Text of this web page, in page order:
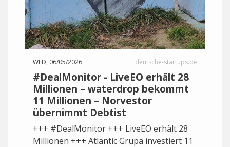
WED, 06/05/2026 deutsche-startups.de
#DealMonitor - LiveEO erhält 28
Millionen – waterdrop bekommt
11 Millionen – Norvestor
übernimmt Debtist
+++ #DealMonitor +++ LiveEO erhält 28
Millionen +++ Atlantic Grupa investiert 11